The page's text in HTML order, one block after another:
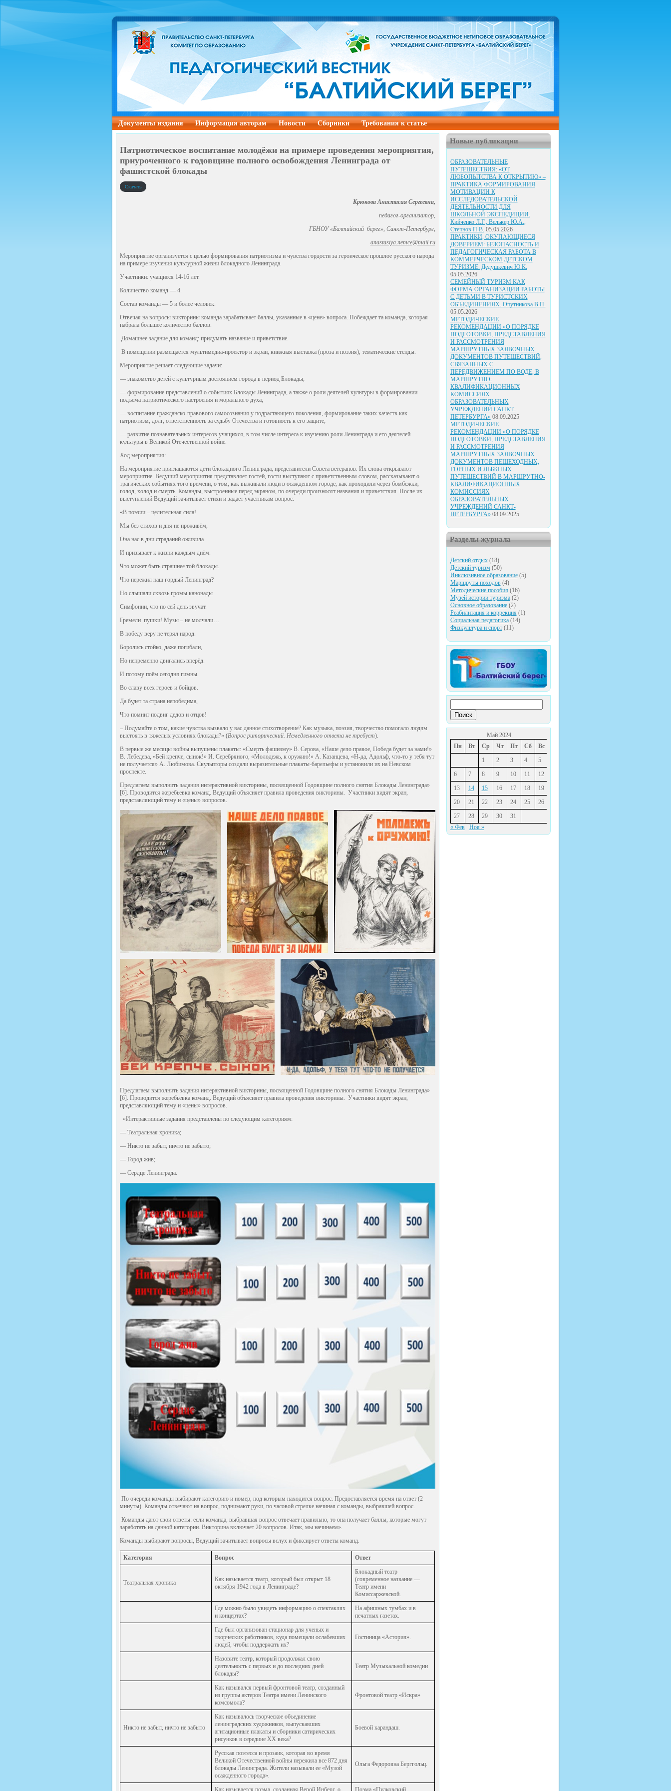
Документы издания Информация авторам Новости Сборники Требования к статье
Патриотическое воспитание молодёжи на примере проведения мероприятия,
приуроченного к годовщине полного освобождения Ленинграда от
фашистской блокады
Скачать
Крюкова Анастасия Сергеевна,
педагог-организатор,
ГБНОУ «Балтийский берег», Санкт-Петербург,
anastasiya.nemce@mail.ru
Мероприятие организуется с целью формирования патриотизма и чувства гордости за героическое прошлое русского народа
на примере изучения культурной жизни блокадного Ленинграда.
Участники: учащиеся 14-16 лет.
Количество команд — 4.
Состав команды — 5 и более человек.
Отвечая на вопросы викторины команда зарабатывает баллы, указанные в «цене» вопроса. Побеждает та команда, которая
набрала большее количество баллов.
Домашнее задание для команд: придумать название и приветствие.
В помещении размещается мультимедиа-проектор и экран, книжная выставка (проза и поэзия), тематические стенды.
Мероприятие решает следующие задачи:
— знакомство детей с культурным достоянием города в период Блокады;
— формирование представлений о событиях Блокады Ленинграда, а также о роли деятелей культуры в формировании
подъема патриотического настроения и морального духа;
— воспитание гражданско-правового самосознания у подрастающего поколения, формирование таких качеств как
патриотизм, долг, ответственность за судьбу Отечества и готовность к его защите;
— развитие познавательных интересов учащихся, в том числе интереса к изучению роли Ленинграда и его деятелей
культуры в Великой Отечественной войне.
Ход мероприятия:
На мероприятие приглашаются дети блокадного Ленинграда, представители Совета ветеранов. Их слова открывают
мероприятие. Ведущий мероприятия представляет гостей, гости выступают с приветственным словом, рассказывают о
трагических событиях того времени, о том, как выживали люди в осажденном городе, как проходили через бомбежки,
голод, холод и смерть. Команды, выстроенные перед экраном, по очереди произносят названия и приветствия. После их
выступлений Ведущий зачитывает стихи и задает участникам вопрос:
«В поэзии – целительная сила!
Мы без стихов и дня не проживём,
Она нас в дни страданий оживила
И призывает к жизни каждым днём.
Что может быть страшнее той блокады.
Что пережил наш гордый Ленинград?
Но слышали сквозь громы канонады
Симфонии, что по сей день звучат.
Гремели пушки! Музы – не молчали…
В победу веру не терял народ.
Боролись стойко, даже погибали,
Но непременно двигались вперёд.
И потому поём сегодня гимны.
Во славу всех героев и бойцов.
Да будет та страна непобедима,
Что помнит подвиг дедов и отцов!
– Подумайте о том, какие чувства вызвало у вас данное стихотворение? Как музыка, поэзия, творчество помогало людям
выстоять в тяжелых условиях блокады?» (Вопрос риторический. Немедленного ответа не требует).
В первые же месяцы войны выпущены плакаты: «Смерть фашизму» В. Серова, «Наше дело правое, Победа будет за нами!»
В. Лебедева, «Бей крепче, сынок!» И. Серебряного, «Молодежь, к оружию!» А. Казанцева, «Н-да, Адольф, что-то у тебя тут
не получается» А. Любимова. Скульпторы создали выразительные плакаты-барельефы и установили их на Невском
проспекте.
Предлагаем выполнить задания интерактивной викторины, посвященной Годовщине полного снятия Блокады Ленинграда»
[6]. Проводится жеребьевка команд. Ведущий объясняет правила проведения викторины. Участники видят экран,
представляющий тему и «цены» вопросов.
Предлагаем выполнить задания интерактивной викторины, посвященной Годовщине полного снятия Блокады Ленинграда»
[6]. Проводится жеребьевка команд. Ведущий объясняет правила проведения викторины. Участники видят экран,
представляющий тему и «цены» вопросов.
«Интерактивные задания представлены по следующим категориям:
— Театральная хроника;
— Никто не забыт, ничто не забыто;
— Город жив;
— Сердце Ленинграда.
По очереди команды выбирают категорию и номер, под которым находится вопрос. Предоставляется время на ответ (2
минуты). Команды отвечают на вопрос, поднимают руки, по часовой стрелке начиная с команды, выбравшей вопрос.
Команды дают свои ответы: если команда, выбравшая вопрос отвечает правильно, то она получает баллы, которые могут
заработать на данной категории. Викторина включает 20 вопросов. Итак, мы начинаем».
Команды выбирают вопросы, Ведущий зачитывает вопросы вслух и фиксирует ответы команд.
Категория Вопрос Ответ
Театральная хроника
Как называется театр, который был открыт 18
октября 1942 года в Ленинграде?
Блокадный театр
(современное название —
Театр имени
Комиссаржевской.
Где можно было увидеть информацию о спектаклях
и концертах?
На афишных тумбах и в
печатных газетах.
Где был организован стационар для ученых и
творческих работников, куда помещали ослабевших
людей, чтобы поддержать их?
Гостиница «Астория».
Назовите театр, который продолжал свою
деятельность с первых и до последних дней
блокады?
Театр Музыкальной комедии
Как назывался первый фронтовой театр, созданный
из группы актеров Театра имени Ленинского
комсомола?
Фронтовой театр «Искра»
Никто не забыт, ничто не забыто
Как называлось творческое объединение
ленинградских художников, выпускавших
агитационные плакаты и сборники сатирических
рисунков в середине XX века?
Боевой карандаш.
Русская поэтесса и прозаик, которая во время
Великой Отечественной войны пережила все 872 дня
блокады Ленинграда. Жители называли ее «Музой
осажденного города».
Ольга Федоровна Берггольц.
Новые публикации
ОБРАЗОВАТЕЛЬНЫЕ
ПУТЕШЕСТВИЯ: «ОТ
ЛЮБОПЫТСТВА К ОТКРЫТИЮ» –
ПРАКТИКА ФОРМИРОВАНИЯ
МОТИВАЦИИ К
ИССЛЕДОВАТЕЛЬСКОЙ
ДЕЯТЕЛЬНОСТИ ДЛЯ
ШКОЛЬНОЙ ЭКСПЕДИЦИИ.
Кийченко Л.Г., Велькер Ю.А.,
Степнов П.В. 05.05.2026
ПРАКТИКИ, ОКУПАЮЩИЕСЯ
ДОВЕРИЕМ: БЕЗОПАСНОСТЬ И
ПЕДАГОГИЧЕСКАЯ РАБОТА В
КОММЕРЧЕСКОМ ДЕТСКОМ
ТУРИЗМЕ. Дедушкевич Ю.К.
05.05.2026
СЕМЕЙНЫЙ ТУРИЗМ КАК
ФОРМА ОРГАНИЗАЦИИ РАБОТЫ
С ДЕТЬМИ В ТУРИСТСКИХ
ОБЪЕДИНЕНИЯХ. Опутникова В.П.
05.05.2026
МЕТОДИЧЕСКИЕ
РЕКОМЕНДАЦИИ «О ПОРЯДКЕ
ПОДГОТОВКИ, ПРЕДСТАВЛЕНИЯ
И РАССМОТРЕНИЯ
МАРШРУТНЫХ ЗАЯВОЧНЫХ
ДОКУМЕНТОВ ПУТЕШЕСТВИЙ,
СВЯЗАННЫХ С
ПЕРЕДВИЖЕНИЕМ ПО ВОДЕ, В
МАРШРУТНО-
КВАЛИФИКАЦИОННЫХ
КОМИССИЯХ
ОБРАЗОВАТЕЛЬНЫХ
УЧРЕЖДЕНИЙ САНКТ-
ПЕТЕРБУРГА» 08.09.2025
МЕТОДИЧЕСКИЕ
РЕКОМЕНДАЦИИ «О ПОРЯДКЕ
ПОДГОТОВКИ, ПРЕДСТАВЛЕНИЯ
И РАССМОТРЕНИЯ
МАРШРУТНЫХ ЗАЯВОЧНЫХ
ДОКУМЕНТОВ ПЕШЕХОДНЫХ,
ГОРНЫХ И ЛЫЖНЫХ
ПУТЕШЕСТВИЙ В МАРШРУТНО-
КВАЛИФИКАЦИОННЫХ
КОМИССИЯХ
ОБРАЗОВАТЕЛЬНЫХ
УЧРЕЖДЕНИЙ САНКТ-
ПЕТЕРБУРГА» 08.09.2025
Разделы журнала
Детский отдых(18)
Детский туризм(50)
Инклюзивное образование(5)
Маршруты походов(4)
Методические пособия(16)
Музей истории туризма(2)
Основное образование(2)
Реабилитация и коррекция(1)
Социальная педагогика(14)
Физкультура и спорт(11)
Май 2024
Пн
Вт Ср Чт Пт Сб
Вс
1
2 3 4
5
6
7 8 9 10 11
12
13
14 15 16 17 18
19
20
21 22 23 24 25
26
27
28 29 30
31
« Фев
Ноя »